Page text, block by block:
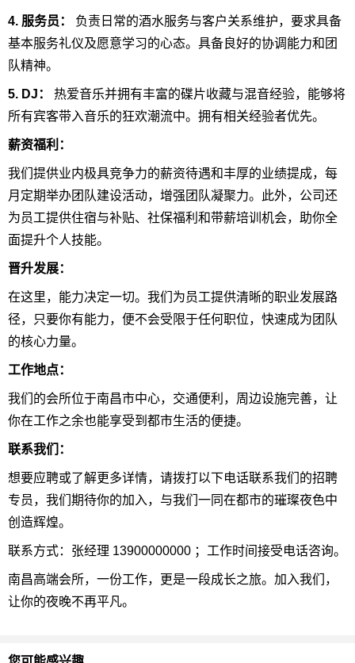
4. 服务员：
负责日常的酒水服务与客户关系维护，要求具备
基本服务礼仪及愿意学习的心态。具备良好的协调能力和团
队精神。
5. DJ：
热爱音乐并拥有丰富的碟片收藏与混音经验，能够将
所有宾客带入音乐的狂欢潮流中。拥有相关经验者优先。
薪资福利：
我们提供业内极具竞争力的薪资待遇和丰厚的业绩提成，每
月定期举办团队建设活动，增强团队凝聚力。此外，公司还
为员工提供住宿与补贴、社保福利和带薪培训机会，助你全
面提升个人技能。
晋升发展：
在这里，能力决定一切。我们为员工提供清晰的职业发展路
径，只要你有能力，便不会受限于任何职位，快速成为团队
的核心力量。
工作地点：
我们的会所位于南昌市中心，交通便利，周边设施完善，让
你在工作之余也能享受到都市生活的便捷。
联系我们：
想要应聘或了解更多详情，请拨打以下电话联系我们的招聘
专员，我们期待你的加入，与我们一同在都市的璀璨夜色中
创造辉煌。
联系方式：张经理 13900000000 ；工作时间接受电话咨询。
南昌高端会所，一份工作，更是一段成长之旅。加入我们，
让你的夜晚不再平凡。